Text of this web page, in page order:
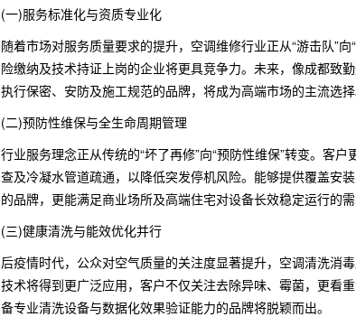
(一)服务标准化与资质专业化
随着市场对服务质量要求的提升，空调维修行业正从“游击队”
险缴纳及技术持证上岗的企业将更具竞争力。未来，像成都致
执行保密、安防及施工规范的品牌，将成为高端市场的主流选择
(二)预防性维保与全生命周期管理
行业服务理念正从传统的“坏了再修”向“预防性维保”转变。客
查及冷凝水管道疏通，以降低突发停机风险。能够提供覆盖安
的品牌，更能满足商业场所及高端住宅对设备长效稳定运行的需
(三)健康清洗与能效优化并行
后疫情时代，公众对空气质量的关注度显著提升，空调清洗消
技术将得到更广泛应用，客户不仅关注去除异味、霉菌，更看
备专业清洗设备与数据化效果验证能力的品牌将脱颖而出。